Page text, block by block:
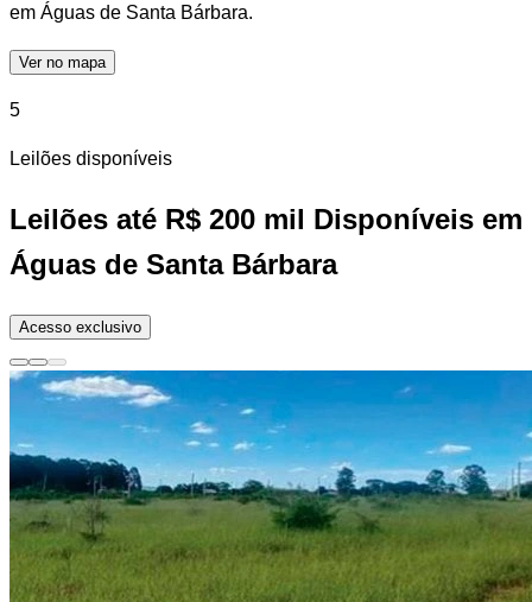
em Águas de Santa Bárbara.
Ver no mapa
5
Leilões disponíveis
Leilões até R$ 200 mil Disponíveis em
Águas de Santa Bárbara
Acesso exclusivo